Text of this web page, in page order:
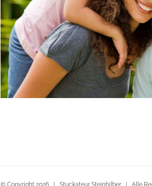
© Copyright 2026 | Stuckateur Steinhilber | Alle